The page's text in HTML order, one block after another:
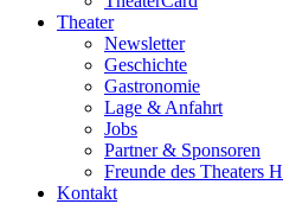
Theater
Newsletter
Geschichte
Gastronomie
Lage & Anfahrt
Jobs
Partner & Sponsoren
Freunde des Theaters
Kontakt